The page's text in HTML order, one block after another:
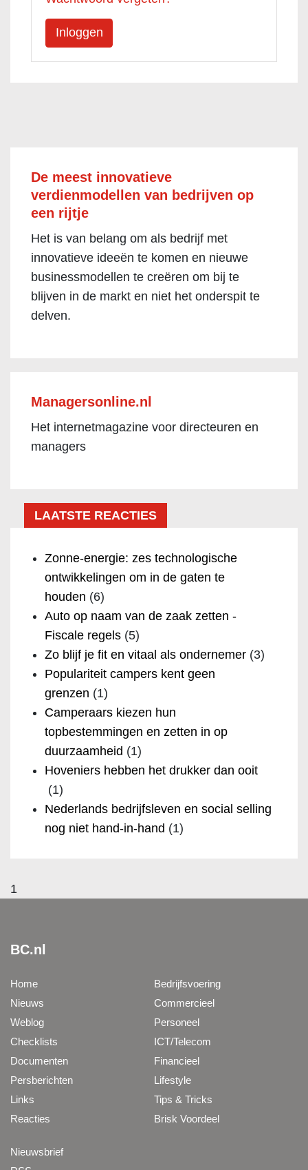
De meest innovatieve
verdienmodellen van bedrijven op
een rijtje
Het is van belang om als bedrijf met
innovatieve ideeën te komen en nieuwe
businessmodellen te creëren om bij te
blijven in de markt en niet het onderspit te
delven.
Managersonline.nl
Het internetmagazine voor directeuren en
managers
LAATSTE REACTIES
Zonne-energie: zes technologische
ontwikkelingen om in de gaten te
houden (6)
Auto op naam van de zaak zetten -
Fiscale regels (5)
Zo blijf je fit en vitaal als ondernemer (3)
Populariteit campers kent geen
grenzen (1)
Camperaars kiezen hun
topbestemmingen en zetten in op
duurzaamheid (1)
Hoveniers hebben het drukker dan ooit
(1)
Nederlands bedrijfsleven en social selling
nog niet hand-in-hand (1)
1
BC.nl
Home
Nieuws
Weblog
Checklists
Documenten
Persberichten
Links
Reacties
Bedrijfsvoering
Commercieel
Personeel
ICT/Telecom
Financieel
Lifestyle
Tips & Tricks
Brisk Voordeel
Nieuwsbrief